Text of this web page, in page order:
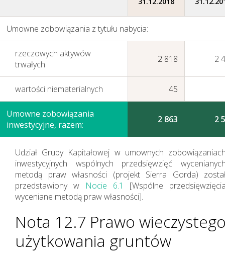
Umowne zobowiązania z tytułu nabycia:
rzeczowych aktywów
trwałych
2 818 2
wartości niematerialnych 45
Umowne zobowiązania
inwestycyjne, razem:
2 863 2
Udział Grupy Kapitałowej w umownych
inwestycyjnych wspólnych przedsięwzięć
metodą praw własności (projekt Sierra Gorda)
przedstawiony w Nocie 6.1
[Wspólne
wyceniane metodą praw własności].
Nota 12.7 Prawo
użytkowania gruntów